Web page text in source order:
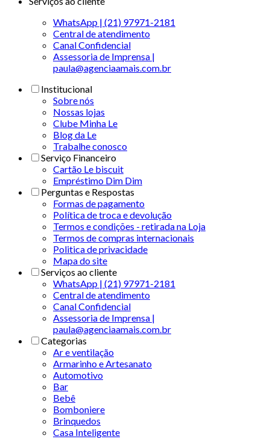
WhatsApp | (21) 97971-2181
Central de atendimento
Canal Confidencial
Assessoria de Imprensa |
paula@agenciaamais.com.br
Institucional
Sobre nós
Nossas lojas
Clube Minha Le
Blog da Le
Trabalhe conosco
Serviço Financeiro
Cartão Le biscuit
Empréstimo Dim Dim
Perguntas e Respostas
Formas de pagamento
Política de troca e devolução
Termos e condições - retirada na Loja
Termos de compras internacionais
Politica de privacidade
Mapa do site
Serviços ao cliente
WhatsApp | (21) 97971-2181
Central de atendimento
Canal Confidencial
Assessoria de Imprensa |
paula@agenciaamais.com.br
Categorias
Ar e ventilação
Armarinho e Artesanato
Automotivo
Bar
Bebê
Bomboniere
Brinquedos
Casa Inteligente